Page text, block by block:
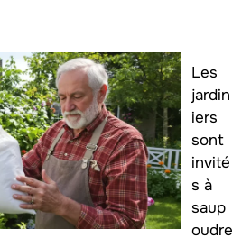
Les
jardin
iers
sont
invité
s à
saup
oudre